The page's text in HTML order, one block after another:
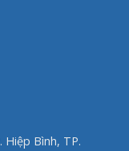
Hiệp Bình, TP.